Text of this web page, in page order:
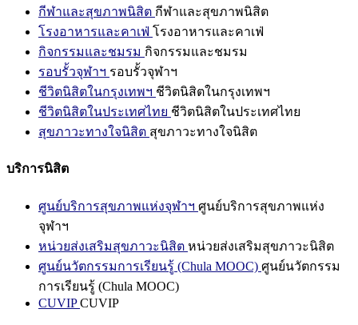
กีฬาและสุขภาพนิสิต กีฬาและสุขภาพนิสิต
โรงอาหารและคาเฟ่ โรงอาหารและคาเฟ่
กิจกรรมและชมรม กิจกรรมและชมรม
รอบรั้วจุฬาฯ รอบรั้วจุฬาฯ
ชีวิตนิสิตในกรุงเทพฯ ชีวิตนิสิตในกรุงเทพฯ
ชีวิตนิสิตในประเทศไทย ชีวิตนิสิตในประเทศไทย
สุขภาวะทางใจนิสิต สุขภาวะทางใจนิสิต
บริการนิสิต
ศูนย์บริการสุขภาพแห่งจุฬาฯ ศูนย์บริการสุขภาพแห่ง
จุฬาฯ
หน่วยส่งเสริมสุขภาวะนิสิต หน่วยส่งเสริมสุขภาวะนิสิต
ศูนย์นวัตกรรมการเรียนรู้ (Chula MOOC) ศูนย์นวัตกรรม
การเรียนรู้ (Chula MOOC)
CUVIPCUVIP